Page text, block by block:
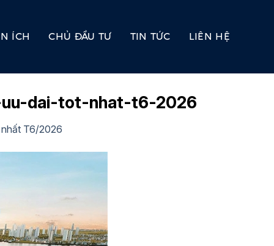
ÍCH CHỦ ĐẦU TƯ TIN TỨC LIÊN HỆ
dai-tot-nhat-t6-2026
T6/2026